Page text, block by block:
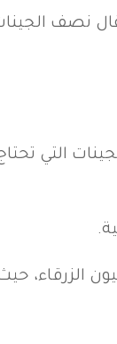
نصف
التي
الزرقاء،